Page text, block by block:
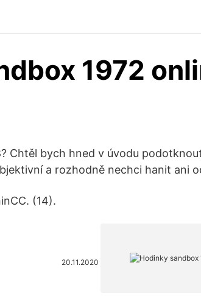
1972
Chtěl bych hned v úvodu
a rozhodně nechci hanit ani
(14).
20.11.2020